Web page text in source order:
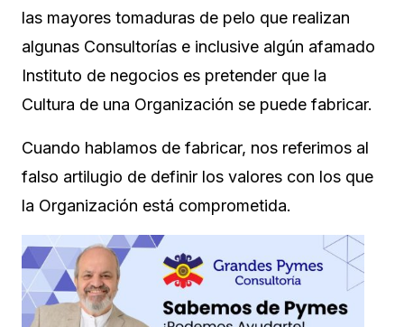
las mayores tomaduras de pelo que realizan
algunas Consultorías e inclusive algún afamado
Instituto de negocios es pretender que la
Cultura de una Organización se puede fabricar.
Cuando hablamos de fabricar, nos referimos al
falso artilugio de definir los valores con los que
la Organización está comprometida.